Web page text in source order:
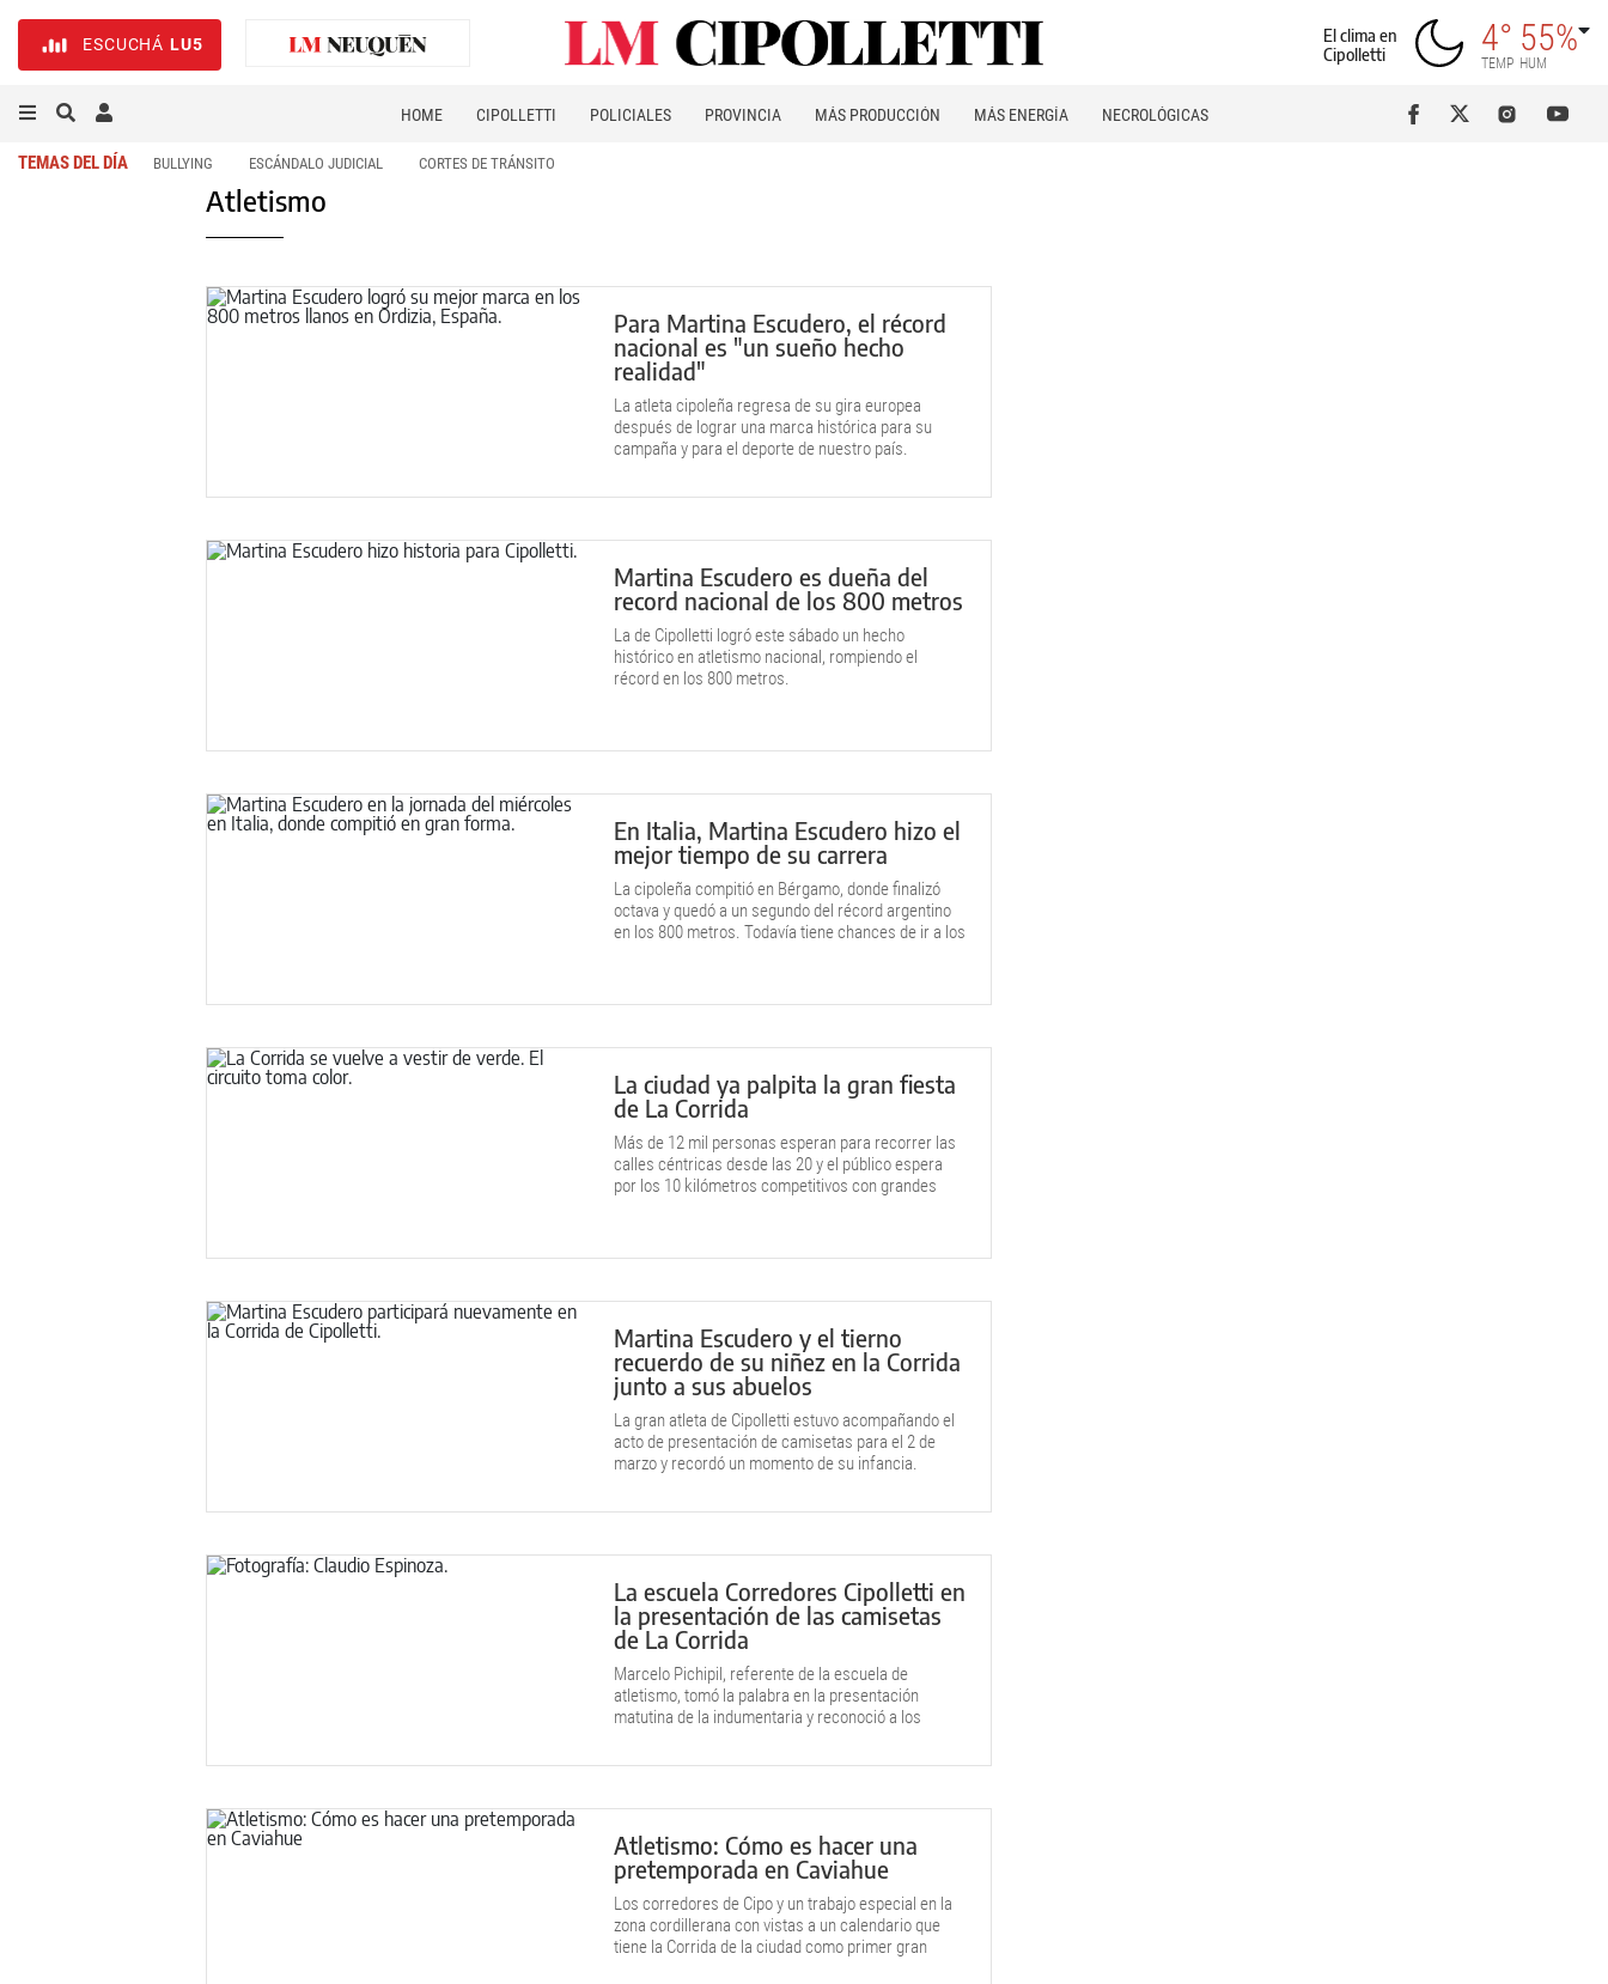
ESCUCHÁ LU5
El clima en
Cipolletti
4°
TEMP
55%
HUM
HOME CIPOLLETTI POLICIALES PROVINCIA MÁS PRODUCCIÓN MÁS ENERGÍA NECROLÓGICAS
TEMAS DEL DÍA BULLYING ESCÁNDALO JUDICIAL CORTES DE TRÁNSITO
Atletismo
Para Martina Escudero, el récord
nacional es "un sueño hecho
realidad"
La atleta cipoleña regresa de su gira europea
después de lograr una marca histórica para su
campaña y para el deporte de nuestro país.
Martina Escudero es dueña del
record nacional de los 800 metros
La de Cipolletti logró este sábado un hecho
histórico en atletismo nacional, rompiendo el
récord en los 800 metros.
En Italia, Martina Escudero hizo el
mejor tiempo de su carrera
La cipoleña compitió en Bérgamo, donde finalizó
octava y quedó a un segundo del récord argentino
en los 800 metros. Todavía tiene chances de ir a los
La ciudad ya palpita la gran fiesta
de La Corrida
Más de 12 mil personas esperan para recorrer las
calles céntricas desde las 20 y el público espera
por los 10 kilómetros competitivos con grandes
Martina Escudero y el tierno
recuerdo de su niñez en la Corrida
junto a sus abuelos
La gran atleta de Cipolletti estuvo acompañando el
acto de presentación de camisetas para el 2 de
marzo y recordó un momento de su infancia.
La escuela Corredores Cipolletti en
la presentación de las camisetas
de La Corrida
Marcelo Pichipil, referente de la escuela de
atletismo, tomó la palabra en la presentación
matutina de la indumentaria y reconoció a los
Rosauer.
Atletismo: Cómo es hacer una
pretemporada en Caviahue
Los corredores de Cipo y un trabajo especial en la
zona cordillerana con vistas a un calendario que
tiene la Corrida de la ciudad como primer gran